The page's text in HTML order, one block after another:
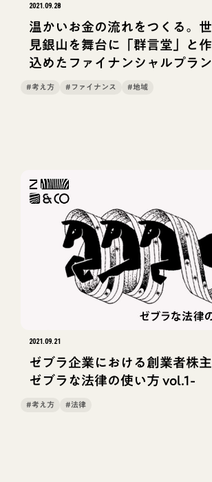
2021.09.28
温かいお金の流れをつくる。
見銀山を舞台に「群言堂」と
込めたファイナンシャルプラ
#考え方 #ファイナンス #地域
2021.09.21
ゼブラ企業における創業者株
ゼブラな法律の使い方 vol.1-
#考え方 #法律